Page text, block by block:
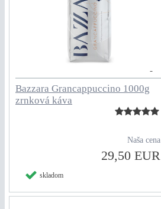
Bazzara Grancappuccino 1000g
zrnková káva
Naša cena
29,50 EUR
skladom